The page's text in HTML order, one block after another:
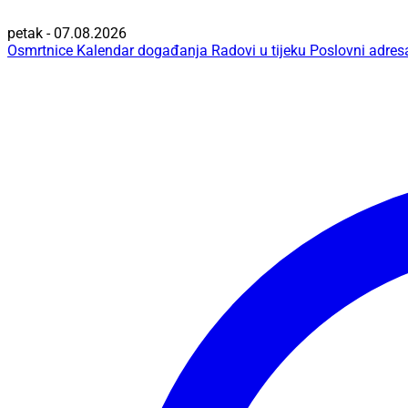
petak - 07.08.2026
Osmrtnice Kalendar događanja Radovi u tijeku Poslovni